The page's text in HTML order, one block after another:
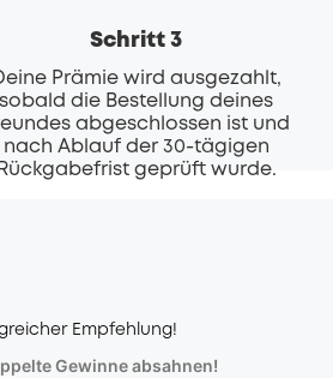
Schritt 3
Prämie wird ausgezahlt,
sobald die Bestellung deines
abgeschlossen ist und
nach Ablauf der 30-tägigen
geprüft wurde.
Empfehlung!
Gewinne absahnen!